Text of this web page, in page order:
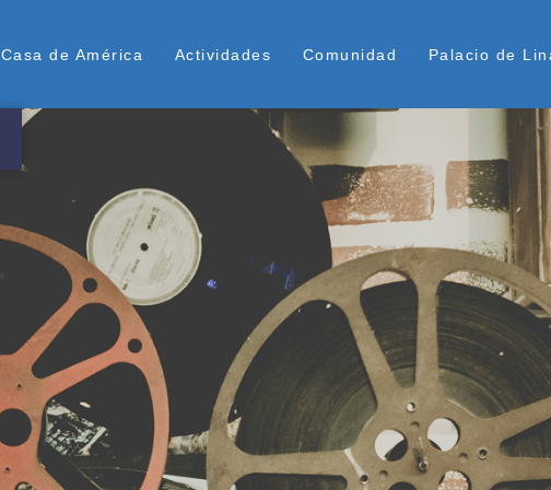
Menú Superior
Casa de América Actividades Comunidad Palacio de